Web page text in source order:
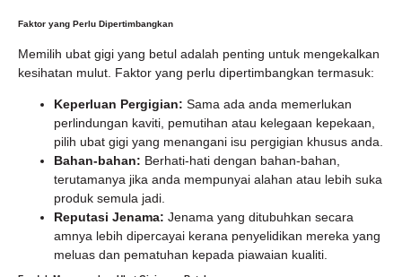
Faktor yang Perlu Dipertimbangkan
Memilih ubat gigi yang betul adalah penting untuk mengekalkan
kesihatan mulut. Faktor yang perlu dipertimbangkan termasuk:
Keperluan Pergigian: Sama ada anda memerlukan
perlindungan kaviti, pemutihan atau kelegaan kepekaan,
pilih ubat gigi yang menangani isu pergigian khusus anda.
Bahan-bahan: Berhati-hati dengan bahan-bahan,
terutamanya jika anda mempunyai alahan atau lebih suka
produk semula jadi.
Reputasi Jenama: Jenama yang ditubuhkan secara
amnya lebih dipercayai kerana penyelidikan mereka yang
meluas dan pematuhan kepada piawaian kualiti.